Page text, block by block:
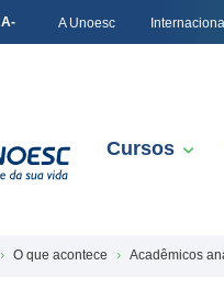
A- A Unoesc
Cursos
O que acontece Acadêmicos